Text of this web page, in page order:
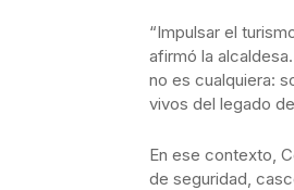
“Impulsar el
afirmó la
no es cualquiera:
vivos del legado
En ese contexto,
de seguridad,